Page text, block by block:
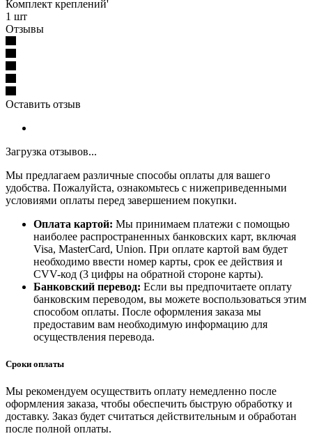
Комплект креплений'
1 шт
Отзывы
Оставить отзыв
Загрузка отзывов...
Мы предлагаем различные способы оплаты для вашего
удобства. Пожалуйста, ознакомьтесь с нижеприведенными
условиями оплаты перед завершением покупки.
Оплата картой: Мы принимаем платежи с помощью
наиболее распространенных банковских карт, включая
Visa, MasterCard, Union. При оплате картой вам будет
необходимо ввести номер карты, срок ее действия и
CVV-код (3 цифры на обратной стороне карты).
Банковский перевод: Если вы предпочитаете оплату
банковским переводом, вы можете воспользоваться этим
способом оплаты. После оформления заказа мы
предоставим вам необходимую информацию для
осуществления перевода.
Сроки оплаты
Мы рекомендуем осуществить оплату немедленно после
оформления заказа, чтобы обеспечить быструю обработку и
доставку. Заказ будет считаться действительным и обработан
после полной оплаты.